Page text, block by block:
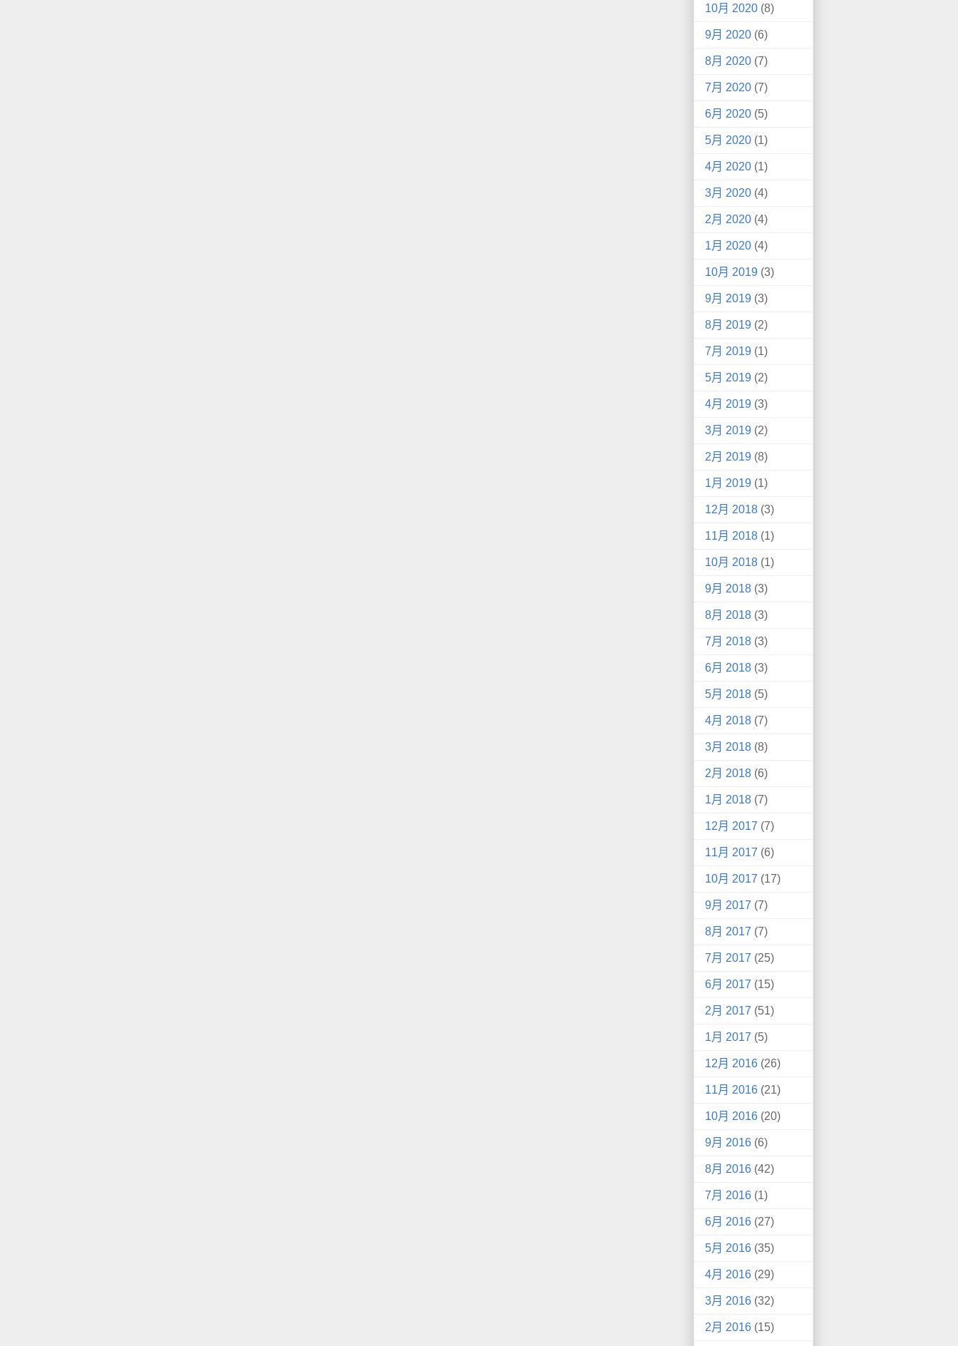
10月 2020 (8)
9月 2020 (6)
8月 2020 (7)
7月 2020 (7)
6月 2020 (5)
5月 2020 (1)
4月 2020 (1)
3月 2020 (4)
2月 2020 (4)
1月 2020 (4)
10月 2019 (3)
9月 2019 (3)
8月 2019 (2)
7月 2019 (1)
5月 2019 (2)
4月 2019 (3)
3月 2019 (2)
2月 2019 (8)
1月 2019 (1)
12月 2018 (3)
11月 2018 (1)
10月 2018 (1)
9月 2018 (3)
8月 2018 (3)
7月 2018 (3)
6月 2018 (3)
5月 2018 (5)
4月 2018 (7)
3月 2018 (8)
2月 2018 (6)
1月 2018 (7)
12月 2017 (7)
11月 2017 (6)
10月 2017 (17)
9月 2017 (7)
8月 2017 (7)
7月 2017 (25)
6月 2017 (15)
2月 2017 (51)
1月 2017 (5)
12月 2016 (26)
11月 2016 (21)
10月 2016 (20)
9月 2016 (6)
8月 2016 (42)
7月 2016 (1)
6月 2016 (27)
5月 2016 (35)
4月 2016 (29)
3月 2016 (32)
2月 2016 (15)